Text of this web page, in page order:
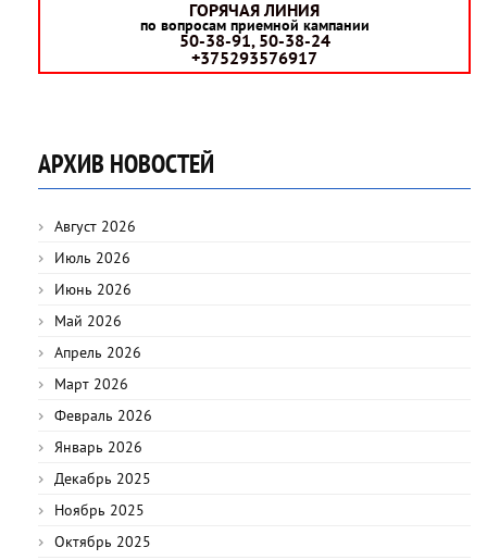
ГОРЯЧАЯ ЛИНИЯ
по вопросам приемной кампании
50-38-91, 50-38-24
+375293576917
АРХИВ НОВОСТЕЙ
Август 2026
Июль 2026
Июнь 2026
Май 2026
Апрель 2026
Март 2026
Февраль 2026
Январь 2026
Декабрь 2025
Ноябрь 2025
Октябрь 2025